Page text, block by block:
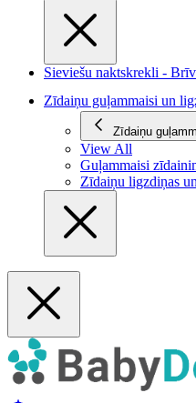
Sieviešu naktskrekli -
Zīdaiņu guļammaisi un
Zīdaiņu
View All
Guļammaisi
Zīdaiņu ligzdiņas